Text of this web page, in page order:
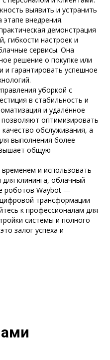
выявить и устранить
внедрения.
демонстрация
гибкости настроек и
сервисы. Она
решение о покупке или
и гарантировать успешное
уборкой с
в стабильность и
и удалённое
оптимизировать
обслуживания, а
выполнения более
общую
и использовать
клининга, облачный
роботов Waybot —
трансформации
к профессионалам для
системы и полного
залог успеха и